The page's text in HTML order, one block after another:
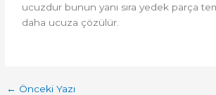
ucuzdur bunun yanı sıra yedek parça
daha ucuza çözülür.
← Önceki Yazı